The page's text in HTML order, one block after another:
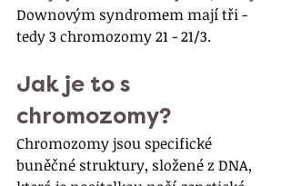
Downovým syndromem mají tři -
tedy 3 chromozomy 21 - 21/3.
Jak je to s
chromozomy?
Chromozomy jsou specifické
buněčné struktury, složené z DNA,